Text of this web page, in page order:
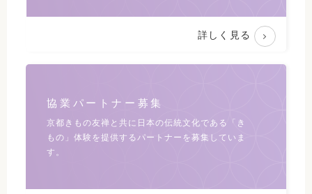
詳しく見る
協業パートナー募集
京都きもの友禅と共に日本の伝統文化である
「き
もの」体験を提供するパートナーを募集していま
す。